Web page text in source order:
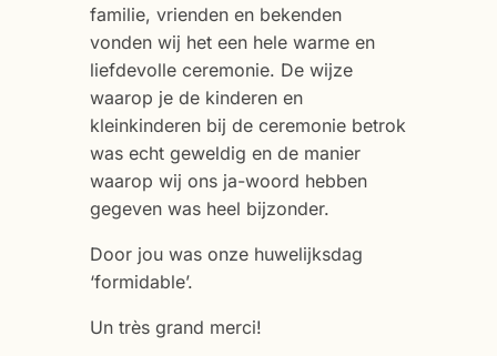
familie, vrienden en bekenden
vonden wij het een hele warme en
liefdevolle ceremonie. De wijze
waarop je de kinderen en
kleinkinderen bij de ceremonie betrok
was echt geweldig en de manier
waarop wij ons ja-woord hebben
gegeven was heel bijzonder.
Door jou was onze huwelijksdag
‘formidable’.
Un très grand merci!